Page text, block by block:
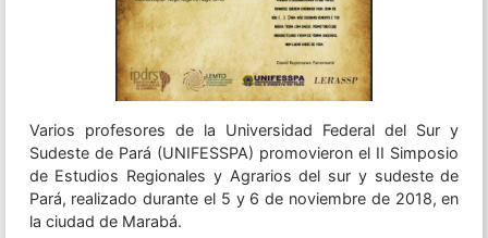
Varios profesores de la Universidad Federal del Sur y
Sudeste de Pará (UNIFESSPA) promovieron el II Simposio
de Estudios Regionales y Agrarios del sur y sudeste de
Pará, realizado durante el 5 y 6 de noviembre de 2018, en
la ciudad de Marabá.